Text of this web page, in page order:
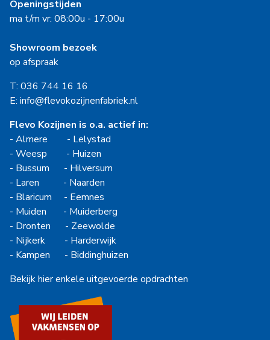
Openingstijden
ma t/m vr: 08:00u - 17:00u
Showroom bezoek
op afspraak
T: 036 744 16 16
E: info@flevokozijnenfabriek.nl
Flevo Kozijnen is o.a. actief in:
- Almere - Lelystad
- Weesp - Huizen
- Bussum - Hilversum
- Laren - Naarden
- Blaricum - Eemnes
- Muiden - Muiderberg
- Dronten - Zeewolde
- Nijkerk - Harderwijk
- Kampen - Biddinghuizen
Bekijk hier enkele uitgevoerde opdrachten